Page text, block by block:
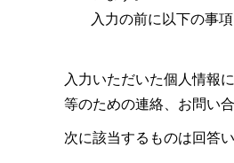
入力の前に以下の事
入力いただいた個人情報
等のための連絡、お問い
次に該当するものは回答